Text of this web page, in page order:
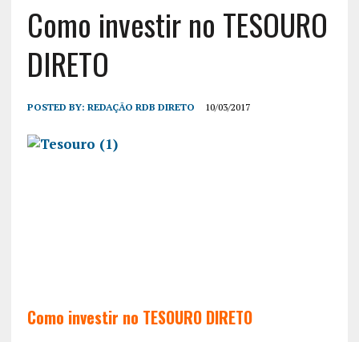
Como investir no TESOURO
DIRETO
POSTED BY: REDAÇÃO RDB DIRETO 10/03/2017
Como investir no TESOURO DIRETO